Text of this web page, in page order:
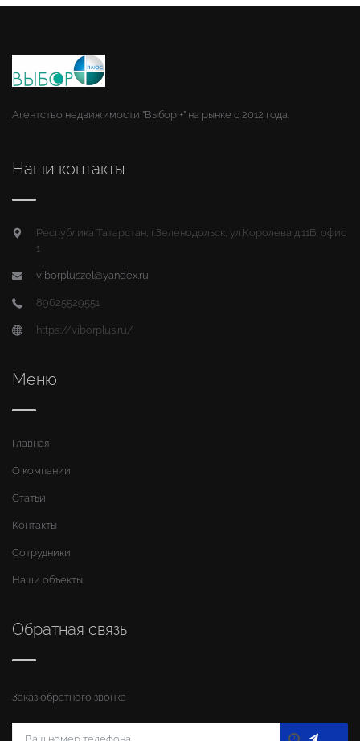
Агентство недвижимости "Выбор +" на рынке с 2012 года.
Наши контакты
Республика Татарстан, г.Зеленодольск, ул.Королева д.11Б, офис
1
viborpluszel@yandex.ru
89625529551
https://viborplus.ru/
Меню
Главная
О компании
Статьи
Контакты
Сотрудники
Наши объекты
Обратная связь
Заказ обратного звонка